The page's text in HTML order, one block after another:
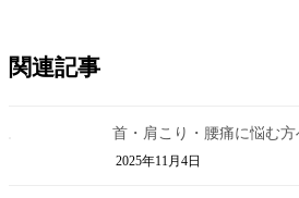
関連記事
首・肩こり・腰痛に悩む方
2025年11月4日